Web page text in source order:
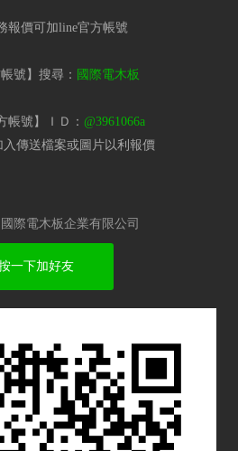
報價可加line官方帳號
號】搜尋： 國際電木板
帳號】ＩＤ： @3961066a
傳送檔案或圖片以利報價​
國際電木板企業有限公司
一下加好友